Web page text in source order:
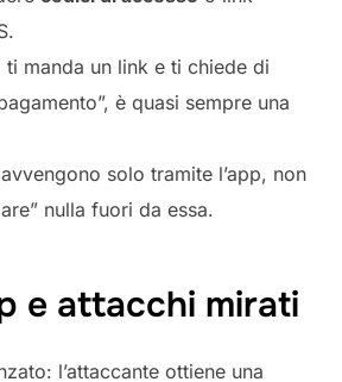
ti manda un link e ti chiede di
è quasi sempre una
solo tramite l’app, non
nulla fuori da essa.
e attacchi mirati
l’attaccante ottiene una